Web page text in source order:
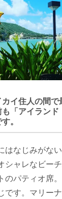
カイ住人の間
「アイランド
。
はなじみがな
シャレなビー
のパティオ席。
です。マリー